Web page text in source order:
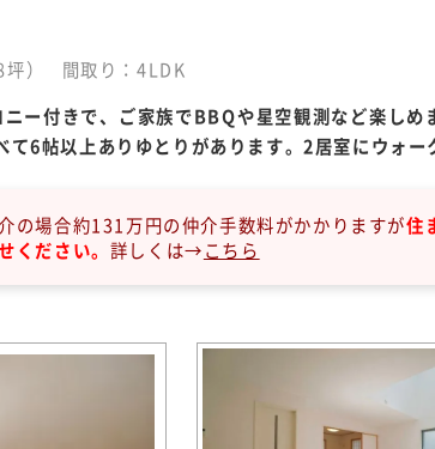
）
間取り：4LDK
付きで、ご家族でBBQや星空観測など楽し
6帖以上ありゆとりがあります。2居室にウォー
の場合約131万円の仲介手数料がかかりますが住
ください。 詳しくは→こちら